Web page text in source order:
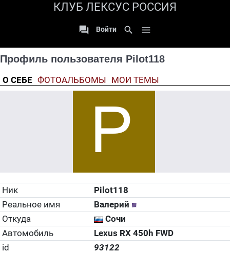
КЛУБ ЛЕКСУС РОССИЯ
 Войти search 
Профиль пользователя Pilot118
О СЕБЕ ФОТОАЛЬБОМЫ МОИ ТЕМЫ
Ник
Pilot118
Реальное имя
Валерий
Откуда
Сочи
Автомобиль
Lexus RX 450h FWD
id
93122